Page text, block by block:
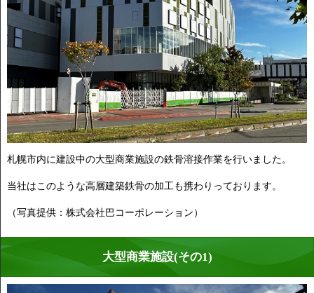
札幌市内に建設中の大型商業施設の鉄骨溶接作業を行いました。
当社はこのような高層建築鉄骨の加工も携わりっております。
（写真提供：株式会社巴コーポレーション）
大型商業施設(その1)